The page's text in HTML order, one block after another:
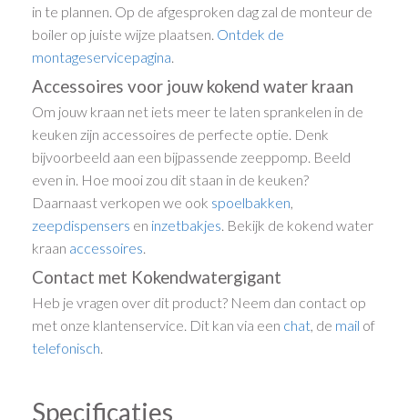
in te plannen. Op de afgesproken dag zal de monteur de
boiler op juiste wijze plaatsen. Ontdek de
montageservicepagina
Accessoires voor jouw kokend water kraan
Om jouw kraan net iets meer te laten sprankelen in de
keuken zijn accessoires de perfecte optie. Denk
bijvoorbeeld aan een bijpassende zeeppomp. Beeld
even in. Hoe mooi zou dit staan in de keuken?
Daarnaast verkopen we ook spoelbakken,
zeepdispensers en inzetbakjes. Bekijk de kokend water
kraan accessoires.
Contact met Kokendwatergigant
Heb je vragen over dit product? Neem dan contact op
met onze klantenservice. Dit kan via een chat, de mail of
telefonisch.
Specificaties